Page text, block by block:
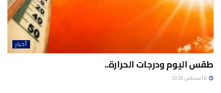
أخبار
طقس اليوم ودرجات الحرارة..
6 أغسطس 2026